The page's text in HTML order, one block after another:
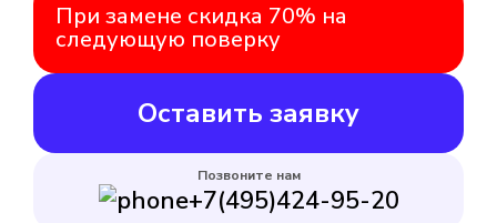
При замене скидка 70% на
следующую поверку
Оставить заявку
Позвоните нам
+7(495)424-95-20